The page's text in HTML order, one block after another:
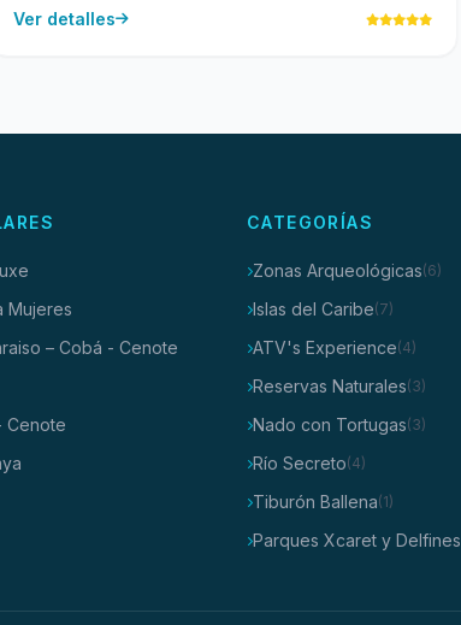
Ver detalles
Mujeres
– Cobá - Cenote
Cenote
CATEGORÍAS
Zonas Arqueológicas(6)
Islas del Caribe(7)
ATV's Experience(4)
Reservas Naturales(3)
Nado con Tortugas(3)
Río Secreto(4)
Tiburón Ballena(1)
Parques Xcaret y Delfines